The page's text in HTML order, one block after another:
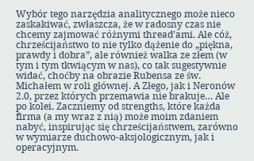
Wybór tego narzędzia analitycznego może nieco
zaskakiwać, zwłaszcza, że w radosny czas nie
chcemy zajmować różnymi thread’ami. Ale cóż,
chrześcijaństwo to nie tylko dążenie do „piękna,
prawdy i dobra”, ale również walka ze złem (w
tym i tym tkwiącym w nas), co tak sugestywnie
widać, choćby na obrazie Rubensa ze św.
Michałem w roli głównej. A Złego, jak i Neronów
2.0, przez których przemawia nie brakuje… Ale
po kolei. Zaczniemy od strengths, które każda
firma (a my wraz z nią) może moim zdaniem
nabyć, inspirując się chrześcijaństwem, zarówno
w wymiarze duchowo-aksjologicznym, jak i
operacyjnym.